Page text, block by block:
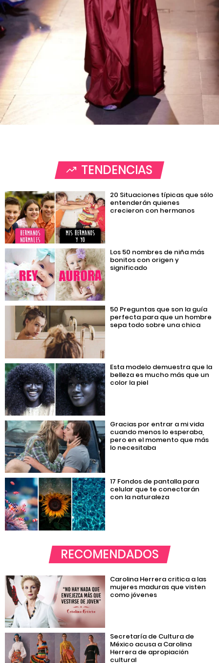
TENDENCIAS
20 Situaciones típicas que sólo
entenderán quienes
crecieron con hermanos
Los 50 nombres de niña más
bonitos con origen y
significado
50 Preguntas que son la guía
perfecta para que un hombre
sepa todo sobre una chica
Esta modelo demuestra que la
belleza es mucho más que un
color la piel
Gracias por entrar a mi vida
cuando menos lo esperaba,
pero en el momento que más
lo necesitaba
17 Fondos de pantalla para
celular que te conectarán
con la naturaleza
RECOMENDADOS
Carolina Herrera critica a las
mujeres maduras que visten
como jóvenes
Secretaría de Cultura de
México acusa a Carolina
Herrera de apropiación
cultural